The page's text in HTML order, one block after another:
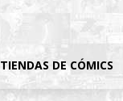
TIENDAS DE CÓMICS